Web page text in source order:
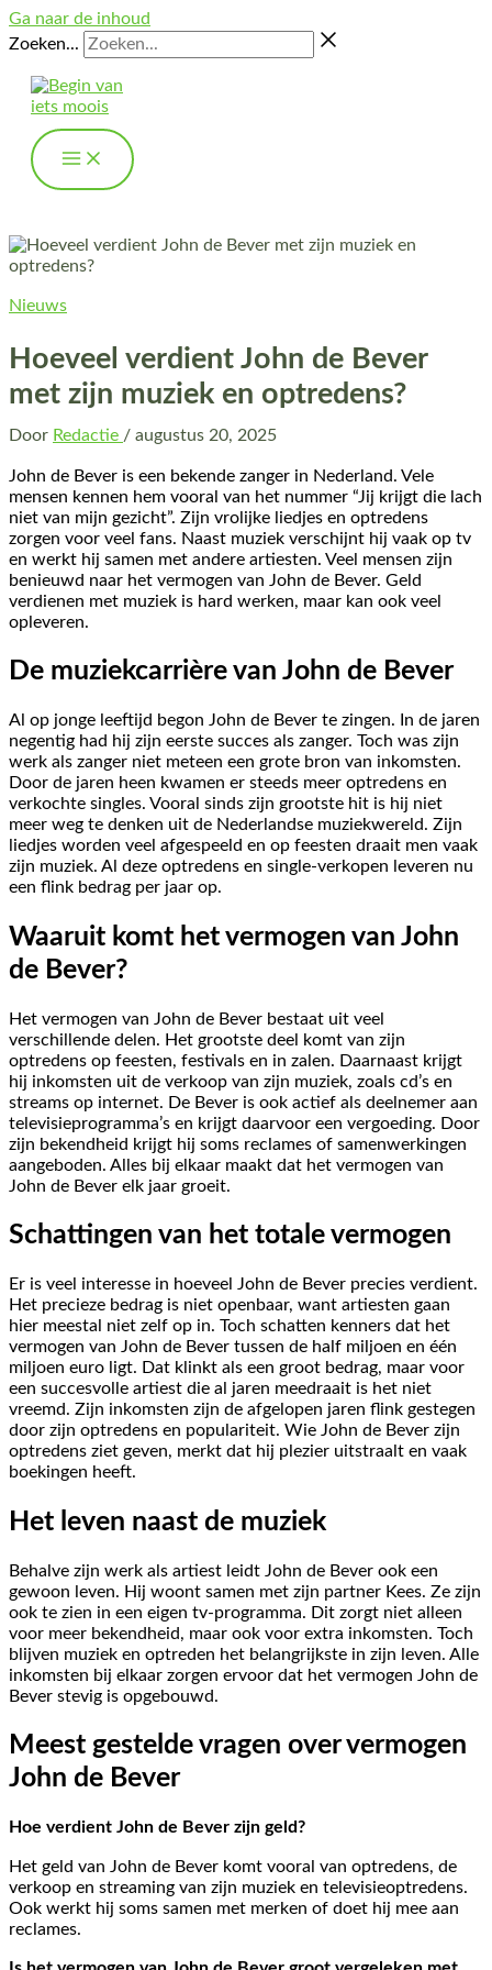
Ga naar de inhoud
Zoeken...
Nieuws
Hoeveel verdient John de Bever
met zijn muziek en optredens?
Door Redactie / augustus 20, 2025
John de Bever is een bekende zanger in Nederland. Vele
mensen kennen hem vooral van het nummer “Jij krijgt die lach
niet van mijn gezicht”. Zijn vrolijke liedjes en optredens
zorgen voor veel fans. Naast muziek verschijnt hij vaak op tv
en werkt hij samen met andere artiesten. Veel mensen zijn
benieuwd naar het vermogen van John de Bever. Geld
verdienen met muziek is hard werken, maar kan ook veel
opleveren.
De muziekcarrière van John de Bever
Al op jonge leeftijd begon John de Bever te zingen. In de jaren
negentig had hij zijn eerste succes als zanger. Toch was zijn
werk als zanger niet meteen een grote bron van inkomsten.
Door de jaren heen kwamen er steeds meer optredens en
verkochte singles. Vooral sinds zijn grootste hit is hij niet
meer weg te denken uit de Nederlandse muziekwereld. Zijn
liedjes worden veel afgespeeld en op feesten draait men vaak
zijn muziek. Al deze optredens en single-verkopen leveren nu
een flink bedrag per jaar op.
Waaruit komt het vermogen van John
de Bever?
Het vermogen van John de Bever bestaat uit veel
verschillende delen. Het grootste deel komt van zijn
optredens op feesten, festivals en in zalen. Daarnaast krijgt
hij inkomsten uit de verkoop van zijn muziek, zoals cd’s en
streams op internet. De Bever is ook actief als deelnemer aan
televisieprogramma’s en krijgt daarvoor een vergoeding. Door
zijn bekendheid krijgt hij soms reclames of samenwerkingen
aangeboden. Alles bij elkaar maakt dat het vermogen van
John de Bever elk jaar groeit.
Schattingen van het totale vermogen
Er is veel interesse in hoeveel John de Bever precies verdient.
Het precieze bedrag is niet openbaar, want artiesten gaan
hier meestal niet zelf op in. Toch schatten kenners dat het
vermogen van John de Bever tussen de half miljoen en één
miljoen euro ligt. Dat klinkt als een groot bedrag, maar voor
een succesvolle artiest die al jaren meedraait is het niet
vreemd. Zijn inkomsten zijn de afgelopen jaren flink gestegen
door zijn optredens en populariteit. Wie John de Bever zijn
optredens ziet geven, merkt dat hij plezier uitstraalt en vaak
boekingen heeft.
Het leven naast de muziek
Behalve zijn werk als artiest leidt John de Bever ook een
gewoon leven. Hij woont samen met zijn partner Kees. Ze zijn
ook te zien in een eigen tv-programma. Dit zorgt niet alleen
voor meer bekendheid, maar ook voor extra inkomsten. Toch
blijven muziek en optreden het belangrijkste in zijn leven. Alle
inkomsten bij elkaar zorgen ervoor dat het vermogen John de
Bever stevig is opgebouwd.
Meest gestelde vragen over vermogen
John de Bever
Hoe verdient John de Bever zijn geld?
Het geld van John de Bever komt vooral van optredens, de
verkoop en streaming van zijn muziek en televisieoptredens.
Ook werkt hij soms samen met merken of doet hij mee aan
reclames.